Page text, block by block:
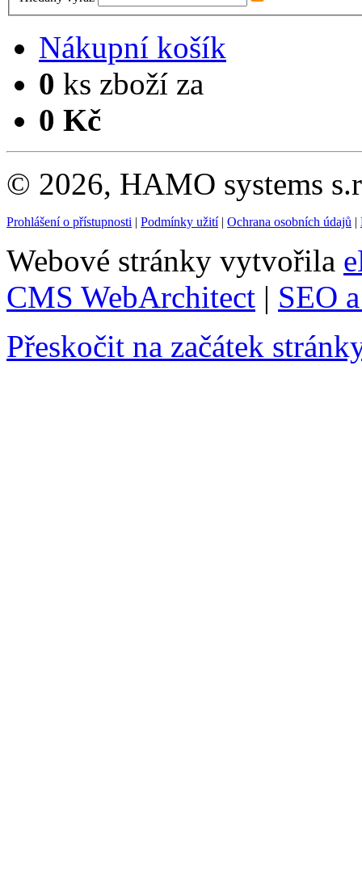
Nákupní košík
0 ks zboží za
0 Kč
© 2026, HAMO systems
Prohlášení o přístupnosti | Podmínky užití| Ochrana osobních údajů |
Webové stránky vytvořila
CMS WebArchitect | SEO
Přeskočit na začátek